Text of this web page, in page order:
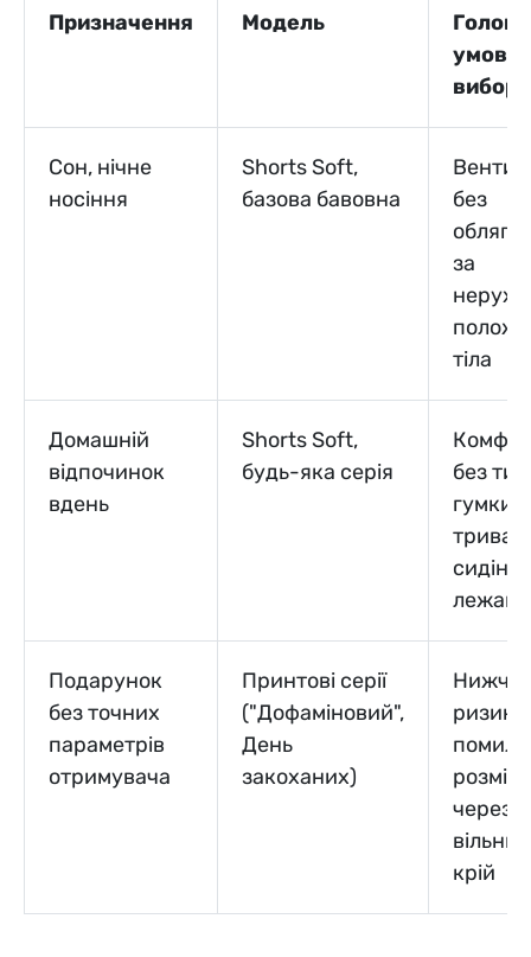
Призначення Модель
умова
вибору
Сон, нічне
носіння
Shorts Soft,
базова бавовна
без
за
тіла
Домашній
відпочинок
вдень
Shorts Soft,
будь-яка серія
без
гумки
Подарунок
без точних
параметрів
отримувача
Принтові серії
("Дофаміновий",
День
закоханих)
ризик
через
вільний
крій